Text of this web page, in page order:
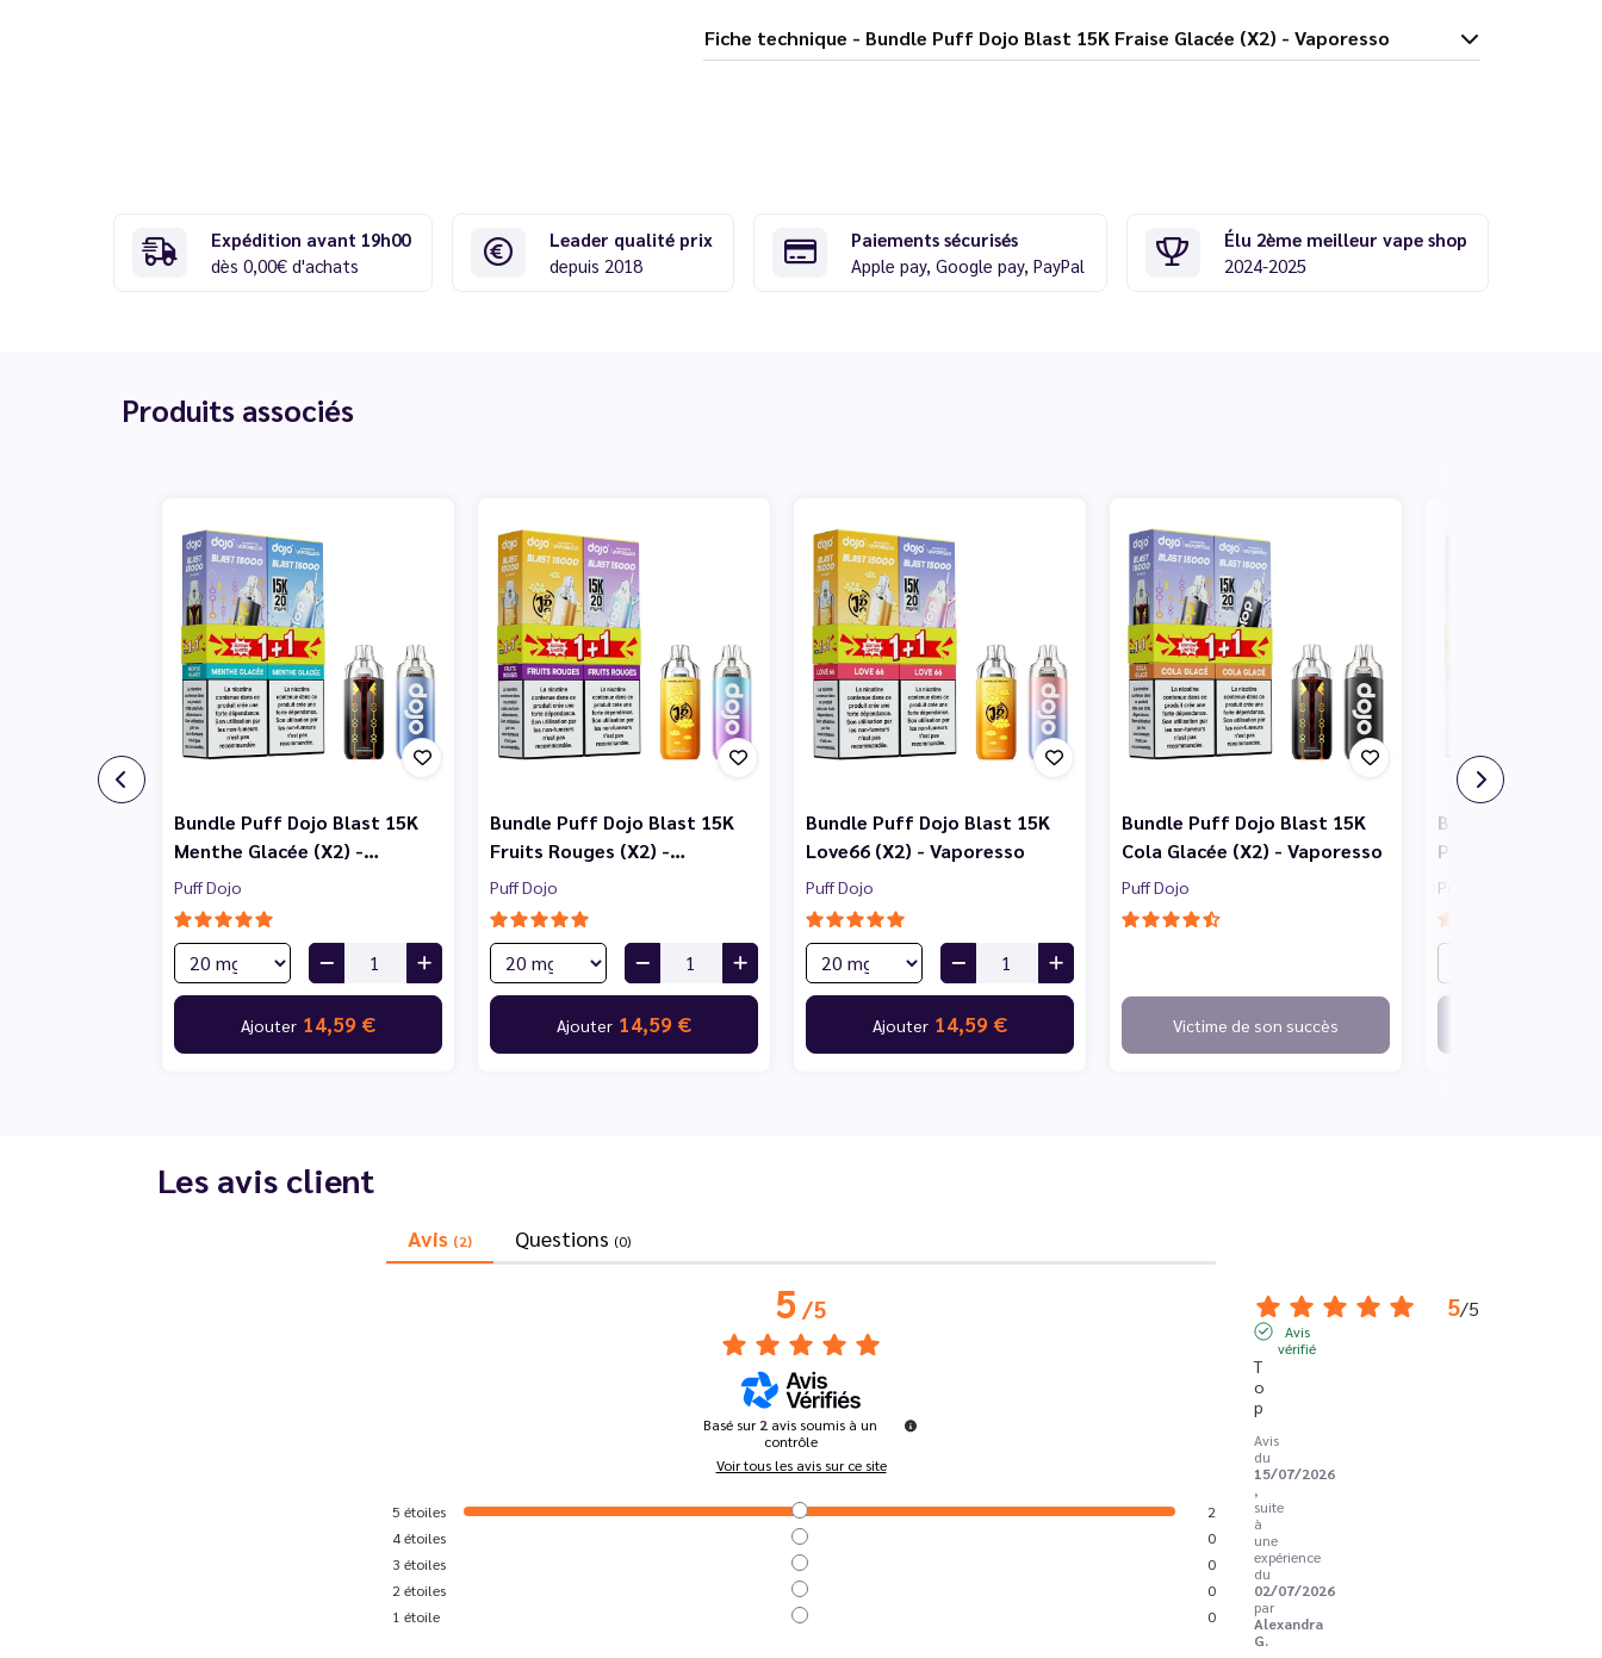
Fiche technique - Bundle Puff Dojo Blast 15K Fraise Glacée (X2) - Vaporesso
Expédition avant 19h00
dès 0,00€ d'achats
Leader qualité prix
depuis 2018
Paiements sécurisés
Apple pay, Google pay, PayPal
Élu 2ème meilleur vape shop
2024-2025
Produits associés
Bundle Puff Dojo Blast 15K
Menthe Glacée (X2) -…
Puff Dojo
Ajouter 14,59 €
Bundle Puff Dojo Blast 15K
Fruits Rouges (X2) -…
Puff Dojo
Ajouter 14,59 €
Bundle Puff Dojo Blast 15K
Love66 (X2) - Vaporesso
Puff Dojo
Ajouter 14,59 €
Bundle Puff Dojo Blast 15K
Cola Glacée (X2) - Vaporesso
Puff Dojo
Victime de son succès
Bundle Puff Dojo
Pêche Glacée
Puff Dojo
Les avis client
Avis (2) Questions (0)
5/5
Basé sur2 avis soumis à un
contrôle
Voir tous les avis sur ce site
5 étoiles
2
4étoiles
0
3 étoiles
0
2 étoiles
0
1 étoile 0
5/5
Avis
vérifié
T
o
p
Avis
du
15/07/2026
,
suite
à
une
expérience
du
02/07/2026
par
Alexandra
G.